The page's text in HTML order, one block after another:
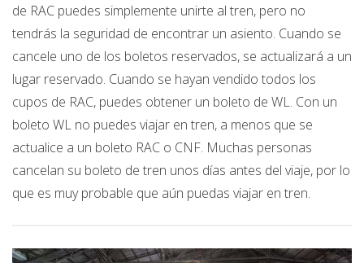
de RAC puedes simplemente unirte al tren, pero no
tendrás la seguridad de encontrar un asiento. Cuando se
cancele uno de los boletos reservados, se actualizará a un
lugar reservado. Cuando se hayan vendido todos los
cupos de RAC, puedes obtener un boleto de WL. Con un
boleto WL no puedes viajar en tren, a menos que se
actualice a un boleto RAC o CNF. Muchas personas
cancelan su boleto de tren unos días antes del viaje, por lo
que es muy probable que aún puedas viajar en tren.